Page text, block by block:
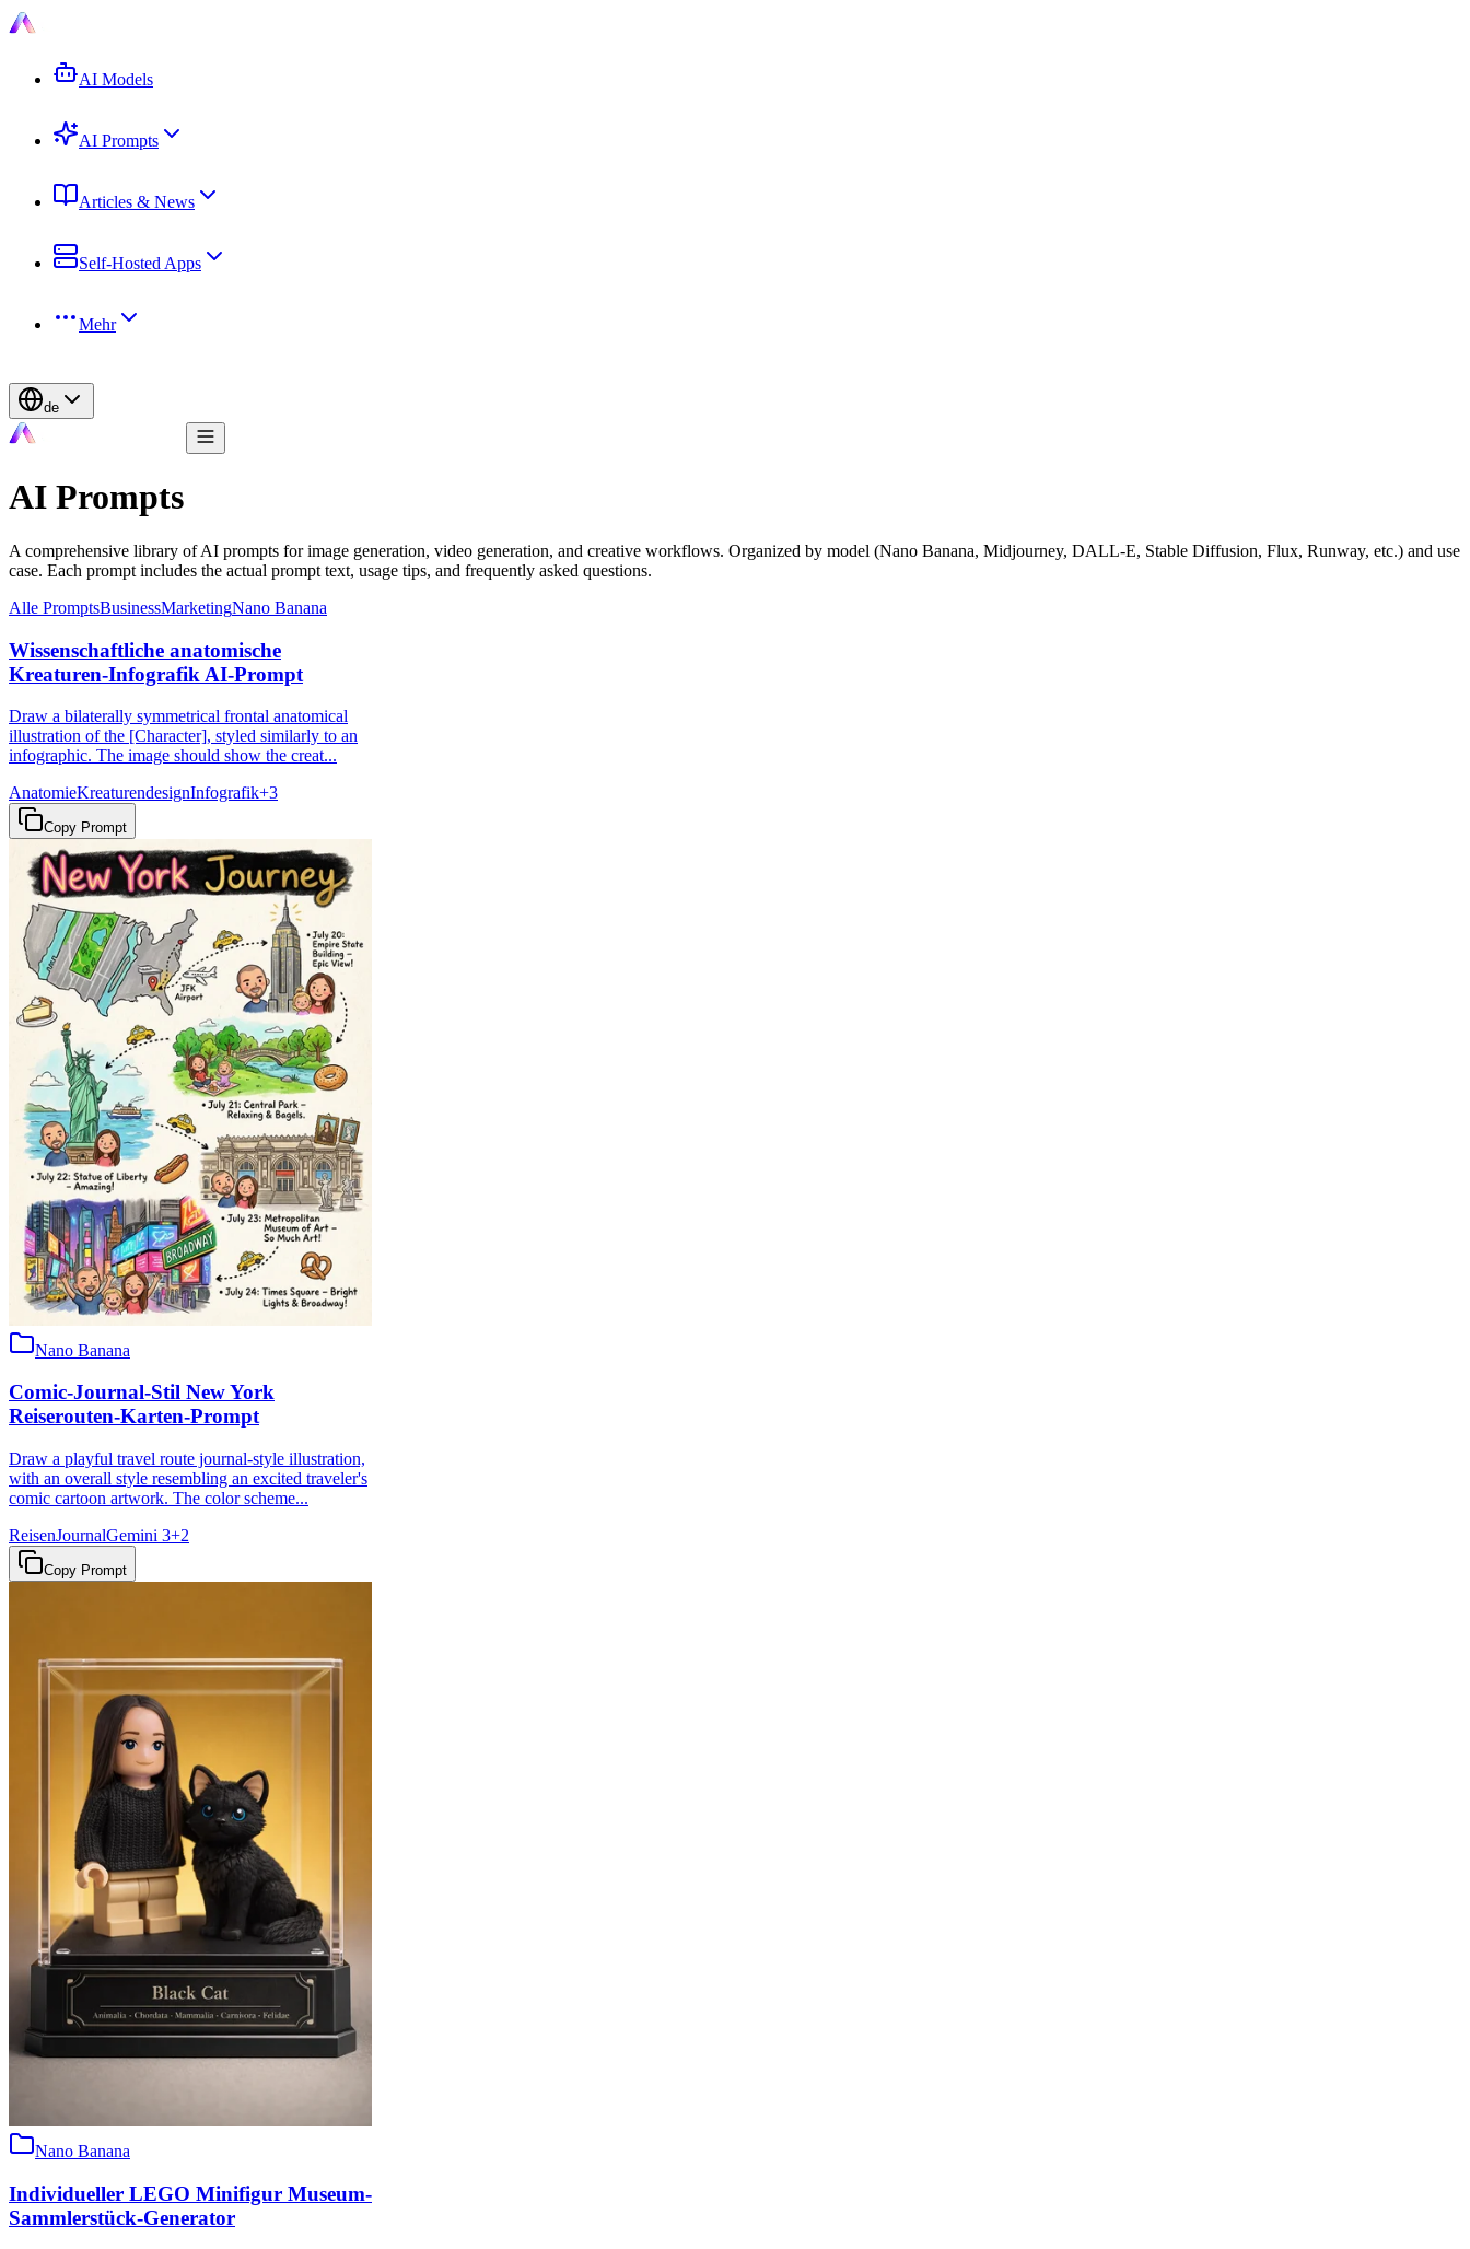
AI Models
AI Prompts
Articles & News
Self-Hosted Apps
Mehr
de
AI Prompts
A comprehensive library of AI prompts for image generation, video generation, and creative workflows. Organized by model (Nano Banana, Midjourney, DALL-E, Stable Diffusion, Flux, Runway, etc.) and use
case. Each prompt includes the actual prompt text, usage tips, and frequently asked questions.
Alle PromptsBusinessMarketingNano Banana
Wissenschaftliche anatomische
Kreaturen-Infografik AI-Prompt
Draw a bilaterally symmetrical frontal anatomical
illustration of the [Character], styled similarly to an
infographic. The image should show the creat...
AnatomieKreaturendesignInfografik+3
Copy Prompt
Nano Banana
Comic-Journal-Stil New York
Reiserouten-Karten-Prompt
Draw a playful travel route journal-style illustration,
with an overall style resembling an excited traveler's
comic cartoon artwork. The color scheme...
ReisenJournalGemini 3+2
Copy Prompt
Nano Banana
Individueller LEGO Minifigur Museum-
Sammlerstück-Generator